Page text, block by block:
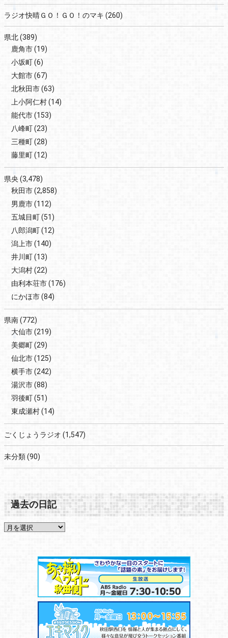
ラジオ快晴ＧＯ！ＧＯ！のマキ (260)
県北(389)
鹿角市(19)
小坂町(6)
大館市(67)
北秋田市(63)
上小阿仁村(14)
能代市(153)
八峰町(23)
三種町(28)
藤里町(12)
県央 (3,478)
秋田市(2,858)
男鹿市(112)
五城目町(51)
八郎潟町(12)
潟上市(140)
井川町(13)
大潟村(22)
由利本荘市(176)
にかほ市(84)
県南(772)
大仙市(219)
美郷町(29)
仙北市(125)
横手市(242)
湯沢市(88)
羽後町(51)
東成瀬村(14)
ごくじょうラジオ (1,547)
未分類(90)
過去の日記